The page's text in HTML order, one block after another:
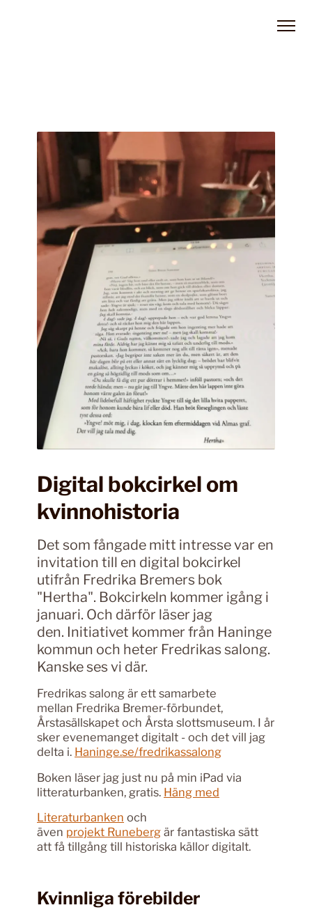
Digital bokcirkel om
kvinnohistoria
Det som fångade mitt intresse var en
invitation till en digital bokcirkel
utifrån Fredrika Bremers bok
"Hertha". Bokcirkeln kommer igång i
januari. Och därför läser jag
den. Initiativet kommer från Haninge
kommun och heter Fredrikas salong.
Kanske ses vi där.
Fredrikas salong är ett samarbete
mellan Fredrika Bremer-förbundet,
Årstasällskapet och Årsta slottsmuseum. I år
sker evenemanget digitalt - och det vill jag
delta i. Haninge.se/fredrikassalong
Boken läser jag just nu på min iPad via
litteraturbanken, gratis. Häng med
Literaturbanken och
även projekt Runeberg är fantastiska sätt
att få tillgång till historiska källor digitalt.
Kvinnliga förebilder